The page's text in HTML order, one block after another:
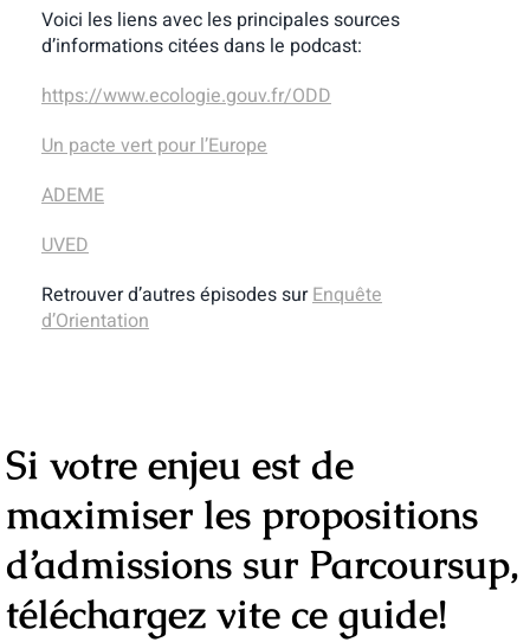
Voici les liens avec les principales sources
d’informations citées dans le podcast:
https://www.ecologie.gouv.fr/ODD
Un pacte vert pour l’Europe
ADEME
UVED
Retrouver d’autres épisodes surEnquête
d’Orientation
Si votre enjeu est de
maximiser les propositions
d’admissions sur Parcoursup,
téléchargez vite ce guide!